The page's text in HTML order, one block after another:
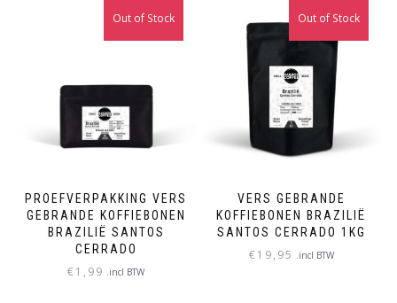
PROEFVERPAKKING VERS
GEBRANDE KOFFIEBONEN
BRAZILIË SANTOS
CERRADO
€1,99 .incl BTW
Out of Stock
VERS GEBRANDE
KOFFIEBONEN BRAZILIË
SANTOS CERRADO 1KG
€19,95 .incl BTW
Out of Stock